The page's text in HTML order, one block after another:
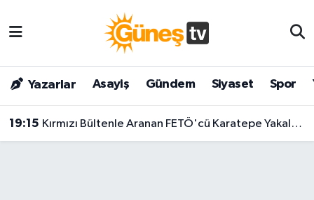
Yazarlar Asayiş Gündem Siyaset Spor
19:15 Kırmızı Bültenle Aranan FETÖ'cü Karatepe Yakalandı: Marmaris'te Gömdüğü Silahlar İçin Metre Metre Arama Başlatıldı
Bilim & Teknoloji
Dünya
Malatya Nöbetçi Eczaneler
Malatya Hava Durumu
Malatya Namaz Vakitleri